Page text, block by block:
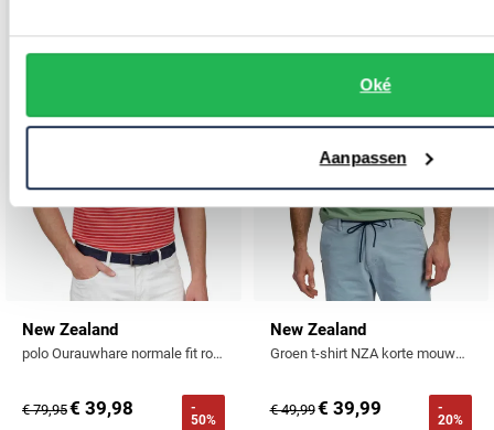
Oké
Aanpassen
New Zealand
polo Ourauwhare normale fit rood streep katoen
€ 79,95€ 39,98
-
50%
New Zealand
Groen t-shirt NZA korte mouwen gemêleerd
€ 49,99€ 39,99
-
20%